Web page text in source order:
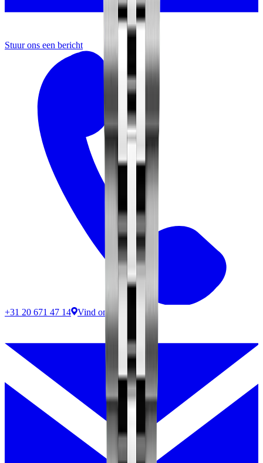
Stuur ons een bericht
+31 20 671 47 14 Vind ons